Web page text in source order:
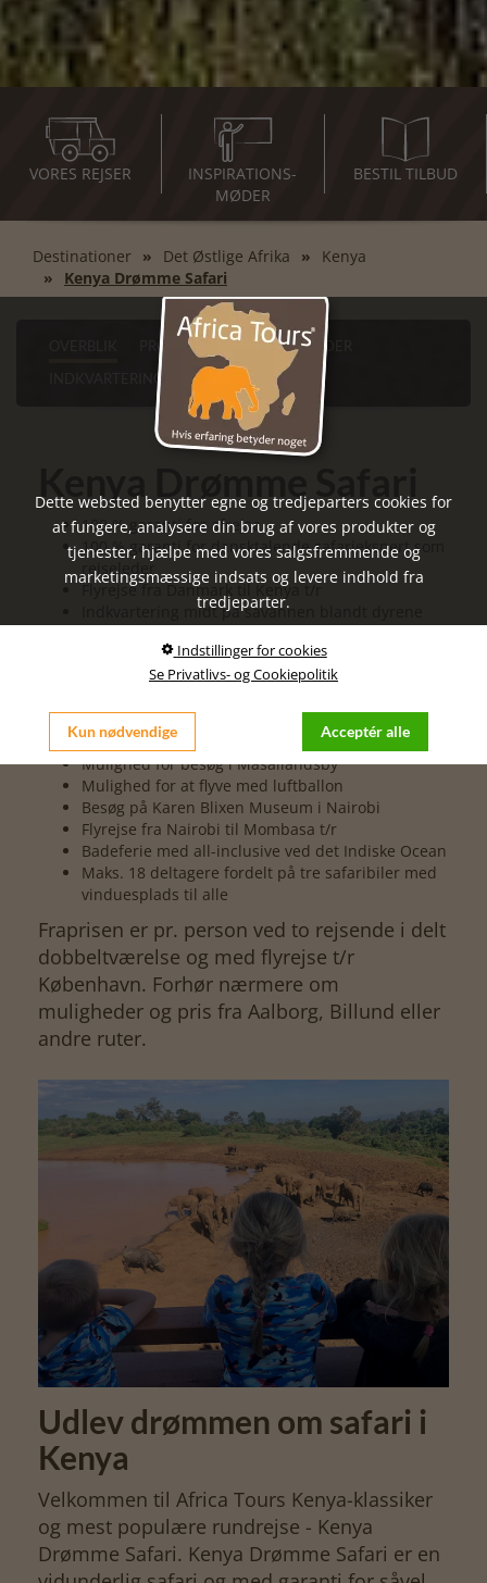
VORES REJSER
INSPIRATIONS-
MØDER
BESTIL TILBUD
Destinationer Det Østlige Afrika
Kenya
Kenya Drømme Safari
PROGRAM
SEVÆRDIGHEDER
INDKVARTERINGER
PRAKTISKE RÅD
100 % garanti for afrejse
100 % garanti for dansktalende safariekspert som
rejseleder
Flyrejse fra Danmark til Kenya t/r
Indkvartering midt på savannen blandt dyrene
Oplev elefanter i øjenhøjde i Aberdare
Næsehornssafari omkring Lake Nakuru
Spændende vandretur i Hell´s Gate
To dages safari blandt Masai Maras mange rovdyr
Mulighed for besøg i Masailandsby
Mulighed for at flyve med luftballon
Besøg på Karen Blixen Museum i Nairobi
Flyrejse fra Nairobi til Mombasa t/r
Badeferie med all-inclusive ved det Indiske Ocean
Maks. 18 deltagere fordelt på tre safaribiler med
vinduesplads til alle
Fraprisen er pr. person ved to rejsende i delt
dobbeltværelse og med flyrejse t/r
København. Forhør nærmere om
muligheder og pris fra Aalborg, Billund eller
andre ruter.
Udlev drømmen om safari i
Kenya
Velkommen til Africa Tours Kenya-klassiker
og mest populære rundrejse - Kenya
Drømme Safari. Kenya Drømme Safari er en
Dette websted benytter egne og tredjeparters cookies for
at fungere, analysere din brug af vores produkter og
tjenester, hjælpe med vores salgsfremmende og
marketingsmæssige indsats og levere indhold fra
tredjeparter.
Indstillinger for cookies
Se Privatlivs- og Cookiepolitik
Kun nødvendige Acceptér alle